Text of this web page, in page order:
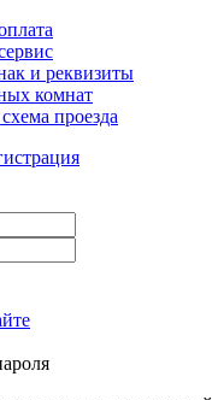
и реквизиты
комнат
проезда